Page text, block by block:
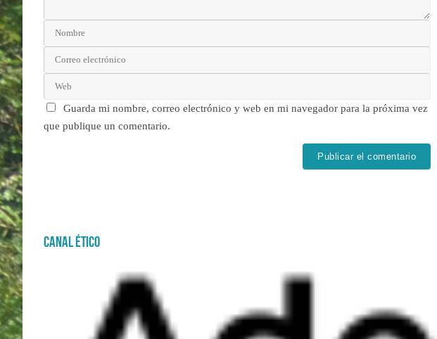
Guarda mi nombre, correo electrónico y web en mi navegador para la próxima vez
que publique un comentario.
Canal Ético